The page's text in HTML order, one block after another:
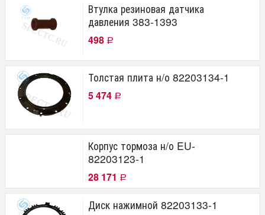
Втулка резиновая датчика
давления 383-1393
498 Р
Толстая плита н/о 82203134-1
5 474 Р
Корпус тормоза н/о EU-
82203123-1
28 171 Р
Диск нажимной 82203133-1